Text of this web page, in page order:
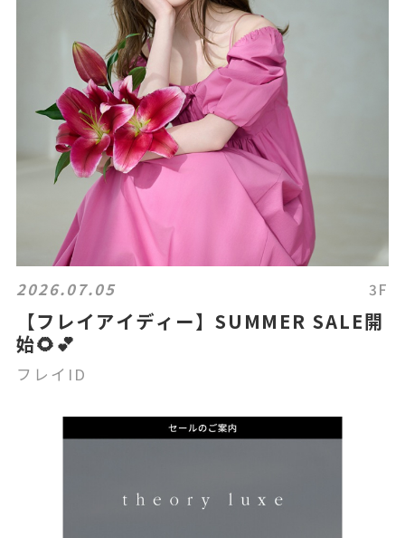
2026.07.05 3F
【フレイアイディー】SUMMER SALE開
始🌻💕
フレイID